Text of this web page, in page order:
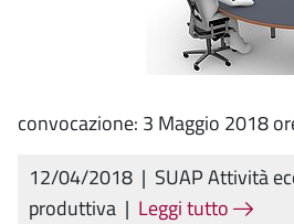
convocazione: 3 Maggio 2018
12/04/2018 | SUAP Attività
produttiva | Leggi tutto